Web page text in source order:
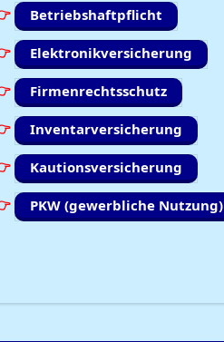
Betriebshaftpflicht
Elektronikversicherung
Firmenrechtsschutz
Inventarversicherung
Kautionsversicherung
PKW (gewerbliche Nutzung)